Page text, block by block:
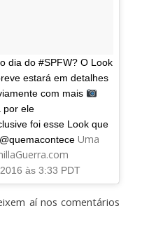
dia do #SPFW? O Look
estará em detalhes
com mais
por ele
foi esse Look que
Uma
às 3:33 PDT
aí nos comentários